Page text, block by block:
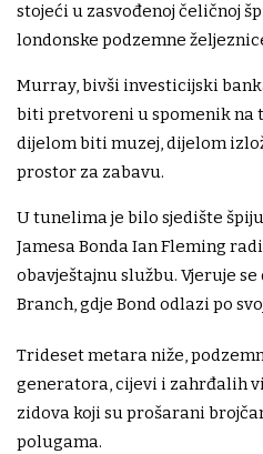
stojeći u zasvođenoj čeličnoj
londonske podzemne
Murray, bivši investicijski
biti pretvoreni u spomenik na
dijelom biti muzej, dijelom
prostor za zabavu.
U tunelima je bilo sjedište
Jamesa Bonda Ian Fleming
obavještajnu službu. Vjeruje
Branch, gdje Bond odlazi po
Trideset metara niže,
generatora, cijevi i zahrđalih
zidova koji su prošarani
polugama.